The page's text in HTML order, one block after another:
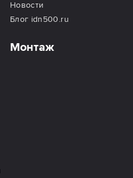
Новости
Блог idn500.ru
Монтаж